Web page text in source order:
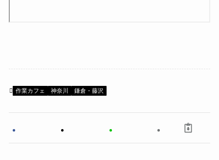
作業カフェ 神奈川 鎌倉・藤沢